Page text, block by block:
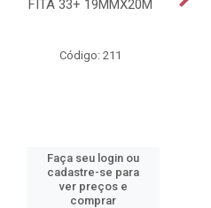
FITA 33+ 19MMX20M
Código: 211
Faça seu login ou
cadastre-se para
ver preços e
comprar